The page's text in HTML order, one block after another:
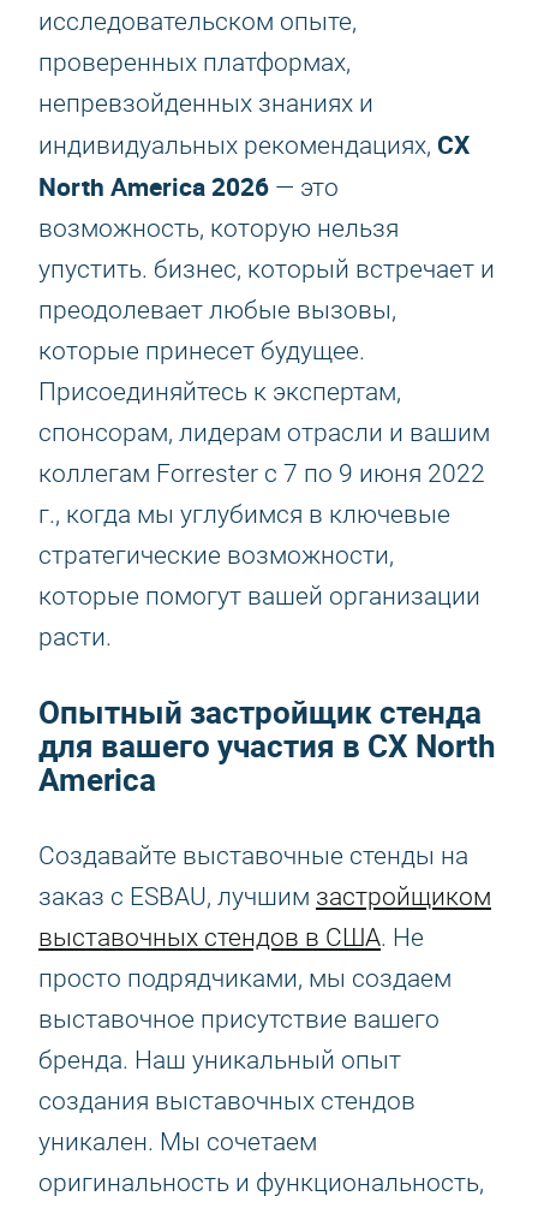
исследовательском опыте,
проверенных платформах,
непревзойденных знаниях и
индивидуальных рекомендациях, CX
North America 2026 — это
возможность, которую нельзя
упустить. бизнес, который встречает и
преодолевает любые вызовы,
которые принесет будущее.
Присоединяйтесь к экспертам,
спонсорам, лидерам отрасли и вашим
коллегам Forrester с 7 по 9 июня 2022
г., когда мы углубимся в ключевые
стратегические возможности,
которые помогут вашей организации
расти.
Опытный застройщик стенда
для вашего участия в CX North
America
Создавайте выставочные стенды на
заказ с ESBAU, лучшим застройщиком
выставочных стендов в США. Не
просто подрядчиками, мы создаем
выставочное присутствие вашего
бренда. Наш уникальный опыт
создания выставочных стендов
уникален. Мы сочетаем
оригинальность и функциональность,